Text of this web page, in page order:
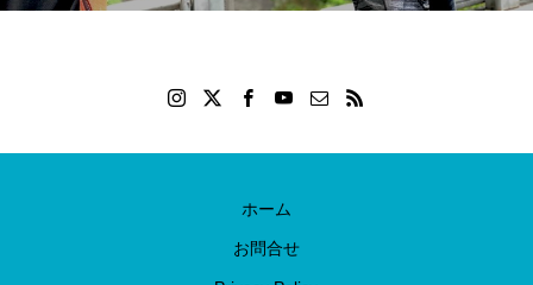
ホーム
お問合せ